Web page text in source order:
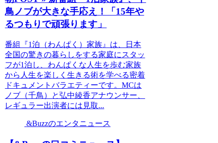
鳥ノブが大きな手応え！「15年や
るつもりで頑張ります」
番組『1泊（わんぱく）家族』は、日本
全国の驚きの暮らしをする家庭にスタッ
フが1泊し、わんぱくな人生を歩む家族
から人生を楽しく生きる術を学べる密着
ドキュメントバラエティーです。MCは
ノブ（千鳥）と弘中綾香アナウンサー、
レギュラー出演者には見取...
&Buzzのエンタニュース